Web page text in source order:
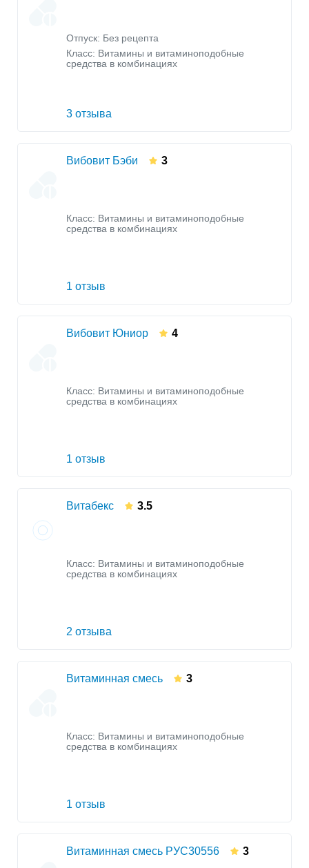
Отпуск: Без рецепта
Класс: Витамины и витаминоподобные
средства в комбинациях
3 отзыва
Вибовит Бэби 3
Класс: Витамины и витаминоподобные
средства в комбинациях
1 отзыв
Вибовит Юниор 4
Класс: Витамины и витаминоподобные
средства в комбинациях
1 отзыв
Витабекс 3.5
Класс: Витамины и витаминоподобные
средства в комбинациях
2 отзыва
Витаминная смесь 3
Класс: Витамины и витаминоподобные
средства в комбинациях
1 отзыв
Витаминная смесь РУС30556 3